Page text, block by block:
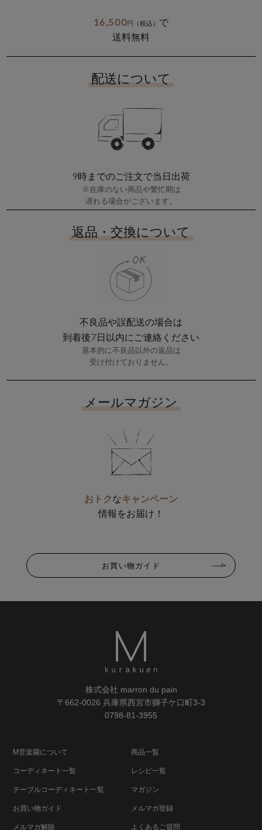
16,500円 （税込） で
送料無料
配送について
9時までのご注文で当日出荷
※在庫のない商品や繁忙期は
遅れる場合がございます。
返品・交換について
不良品や誤配送の場合は
到着後7日以内にご連絡ください
基本的に不良品以外の返品は
受け付けておりません。
メールマガジン
おトクなキャンペーン
情報をお届け！
お買い物ガイド
株式会社 marron du pain
〒662-0026 兵庫県西宮市獅子ケ口町3-3
0798-81-3955
M苦楽園について 商品一覧
コーディネート一覧 レシピ一覧
テーブルコーディネート一覧 マガジン
お買い物ガイド メルマガ登録
メルマガ解除 よくあるご質問